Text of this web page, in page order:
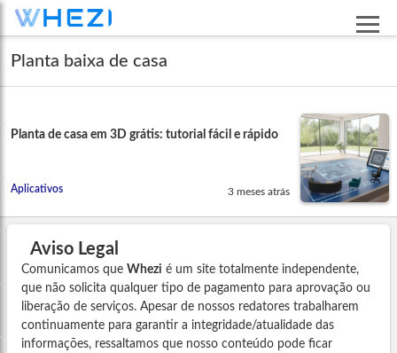
Planta baixa de casa
Planta de casa em 3D grátis: tutorial fácil e rápido
Aplicativos 3 meses atrás
Aviso Legal
Comunicamos que Whezi é um site totalmente independente,
que não solicita qualquer tipo de pagamento para aprovação ou
liberação de serviços. Apesar de nossos redatores trabalharem
continuamente para garantir a integridade/atualidade das
informações, ressaltamos que nosso conteúdo pode ficar